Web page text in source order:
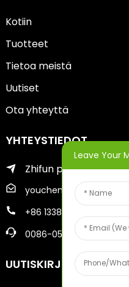
Kotiin
Tuotteet
Tietoa meistä
Uutiset
Ota yhteyttä
YHTEYSTIEDOT
Zhifun piiri Yantai
+86 13386383930
0086-05356730996
UUTISKIRJEET
Leave Your